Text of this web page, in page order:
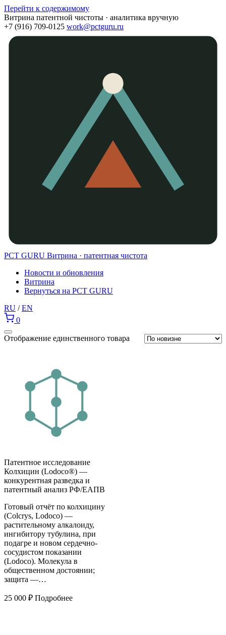
Перейти к содержимому
Витрина патентной чистоты · аналитика вручную
+7 (916) 709-0125 work@pctguru.ru
PCT GURU Витрина · патентная чистота
Новости и обновления
Витрина
Вернуться на PCT GURU
RU / EN
0
Отображение единственного товара
Патентное исследование
Колхицин (Lodoco®) —
конкурентная разведка и
патентный анализ РФ/ЕАПВ
Готовый отчёт по колхицину
(Colcrys, Lodoco) —
растительному алкалоиду,
ингибитору тубулина, при
подагре и новом сердечно-
сосудистом показании
(Lodoco). Молекула в
общественном достоянии;
защита —…
25 000 ₽ Подробнее